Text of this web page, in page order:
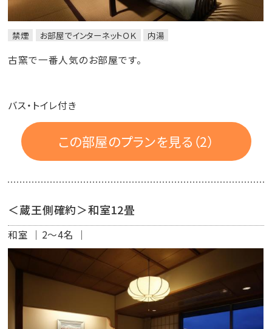
禁煙 お部屋でインターネットＯＫ 内湯
古窯で一番人気のお部屋です。
バス・トイレ付き
この部屋のプランを見る（2）
＜蔵王側確約＞和室12畳
和室 2～4名